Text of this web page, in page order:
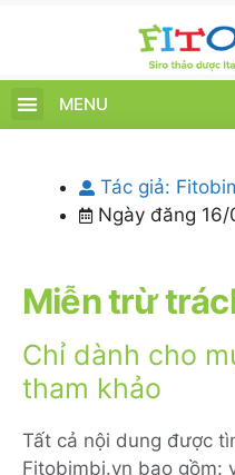
MENU
Tác giả:
Ngày đăng 16/
Miễn trừ
Chỉ dành cho
tham khảo
Tất cả nội dung được
Fitobimbi.vn bao gồm: